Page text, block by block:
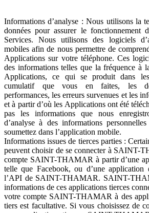
Informations d’analyse : Nous utilisons la
données pour assurer le fonctionnement
Services. Nous utilisons des logiciels
mobiles afin de nous permettre de
Applications sur votre téléphone. Ces
des informations telles que la fréquence à
Applications, ce qui se produit dans
cumulatif que vous en faites, les
performances, les erreurs survenues et les
et à partir d’où les Applications ont été
pas les informations que nous
d’analyse à des informations
soumettez dans l’application mobile.
Informations issues de tierces parties :
peuvent choisir de se connecter à SAINT-
compte SAINT-THAMAR à partir d’une
telle que Facebook, ou d’une application
l’API de SAINT-THAMAR. SAINT-
informations de ces applications tierces
votre compte SAINT-THAMAR à des
tiers est facultative. Si vous choisissez de